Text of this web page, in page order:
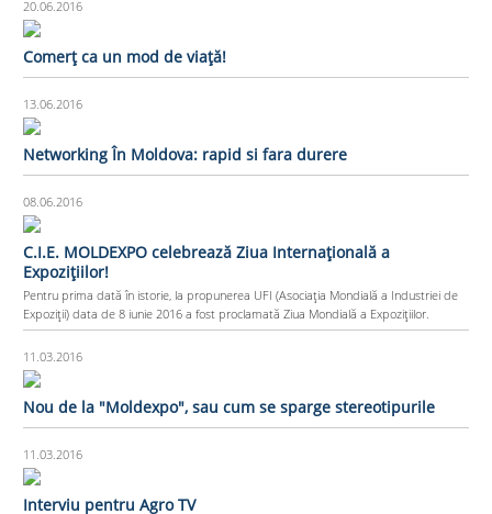
20.06.2016
Comerț ca un mod de viață!
13.06.2016
Networking În Moldova: rapid si fara durere
08.06.2016
C.I.E. MOLDEXPO celebrează Ziua Internaţională a
Expoziţiilor!
Pentru prima dată în istorie, la propunerea UFI (Asociaţia Mondială a Industriei de
Expoziţii) data de 8 iunie 2016 a fost proclamată Ziua Mondială a Expoziţiilor.
11.03.2016
Nou de la "Moldexpo", sau cum se sparge stereotipurile
11.03.2016
Interviu pentru Agro TV